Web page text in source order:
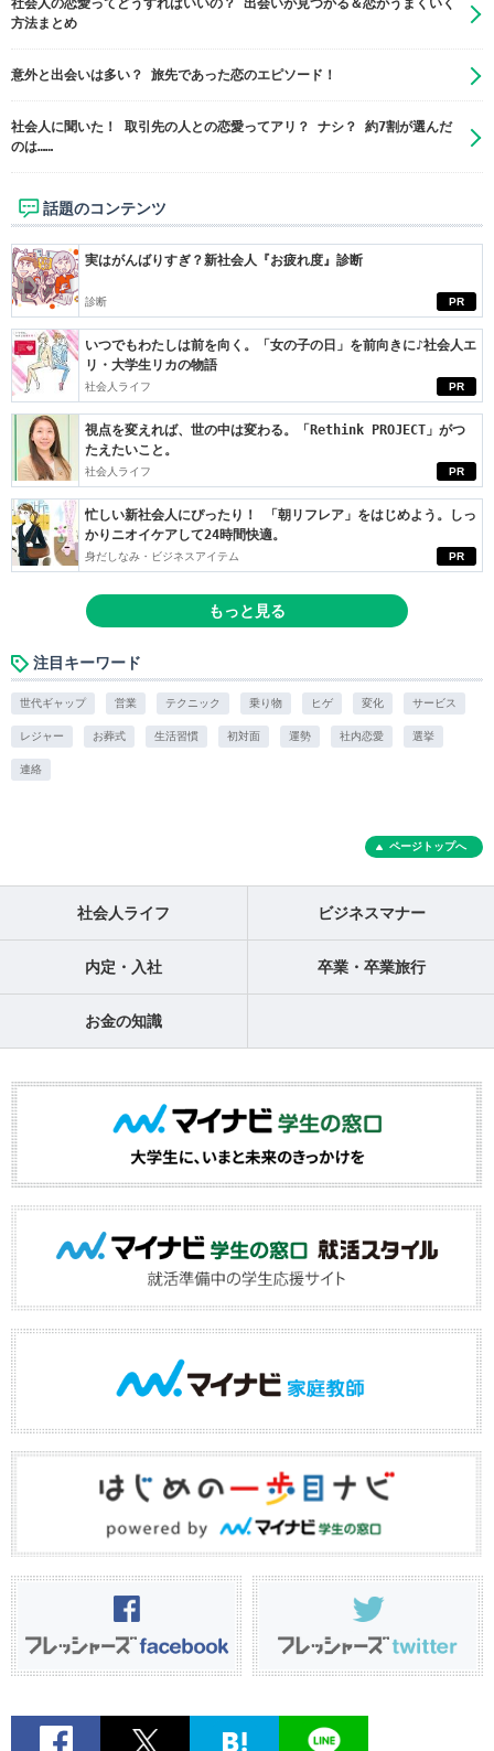
社会人の恋愛ってどうすればいいの？ 出会いが見つかる＆恋がうまくいく
方法まとめ
意外と出会いは多い？ 旅先であった恋のエピソード！
社会人に聞いた！ 取引先の人との恋愛ってアリ？ ナシ？ 約7割が選んだ
のは……
話題のコンテンツ
PR
実はがんばりすぎ？新社会人『お疲れ度』診断
診断
PR
いつでもわたしは前を向く。「女の子の日」を前向きに♪社会人エ
リ・大学生リカの物語
社会人ライフ
PR
視点を変えれば、世の中は変わる。「Rethink PROJECT」がつ
たえたいこと。
社会人ライフ
PR
忙しい新社会人にぴったり！ 「朝リフレア」をはじめよう。しっ
かりニオイケアして24時間快適。
身だしなみ・ビジネスアイテム
もっと見る
注目キーワード
世代ギャップ 営業 テクニック 乗り物 ヒゲ 変化 サービス
レジャー お葬式 生活習慣 初対面 運勢 社内恋愛 選挙
連絡
ページトップへ
社会人ライフ ビジネスマナー
内定・入社 卒業・卒業旅行
お金の知識